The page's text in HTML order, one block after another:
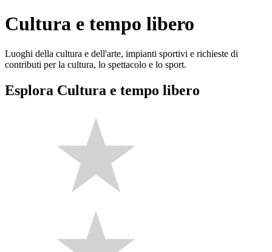
Cultura e tempo libero
Luoghi della cultura e dell'arte, impianti sportivi e richieste di
contributi per la cultura, lo spettacolo e lo sport.
Esplora Cultura e tempo libero